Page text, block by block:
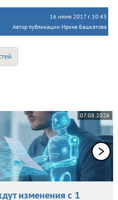
16 июня 2017 г. 10:43
Автор публикации Ирина Башкатова
07.08.2026
изменения с 1